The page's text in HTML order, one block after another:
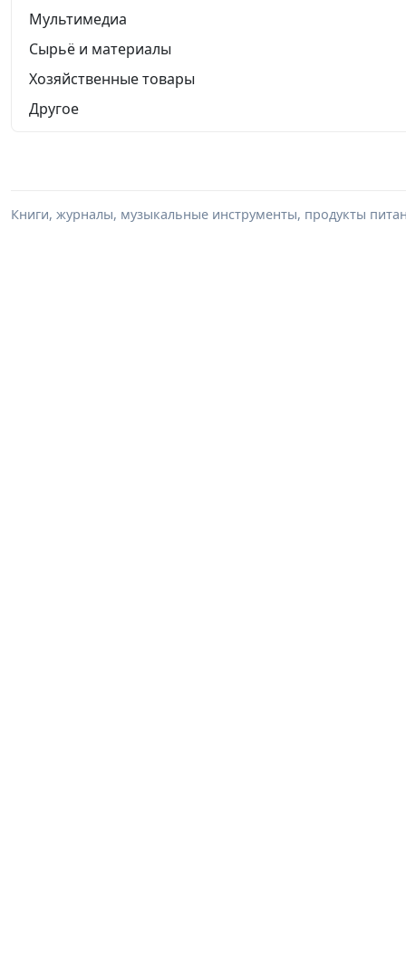
Мультимедиа
Сырьё и материалы
Хозяйственные товары
Другое
Книги, журналы, музыкальные инструменты, продукты